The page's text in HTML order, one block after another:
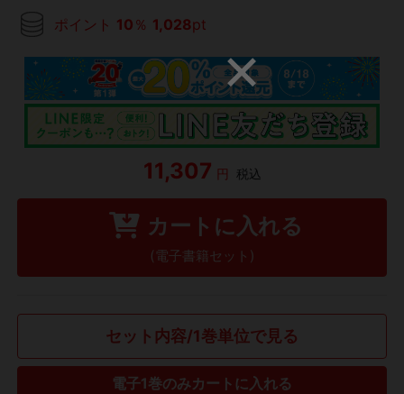
ポイント 10 ％ 1,028pt
11,307 円 税込
カートに入れる
(電子書籍セット)
セット内容/1巻単位で見る
電子1巻のみカートに入れる